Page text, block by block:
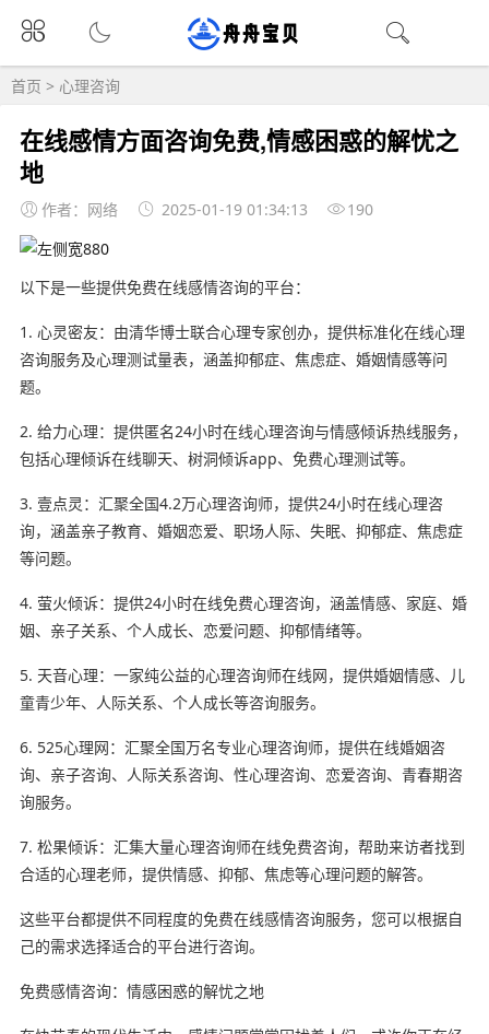
首页 > 心理咨询
在线感情方面咨询免费,情感困惑的解忧之
地
作者：网络 2025-01-19 01:34:13 190
以下是一些提供免费在线感情咨询的平台：
1. 心灵密友：由清华博士联合心理专家创办，提供标准化在线心理
咨询服务及心理测试量表，涵盖抑郁症、焦虑症、婚姻情感等问
题。
2. 给力心理：提供匿名24小时在线心理咨询与情感倾诉热线服务，
包括心理倾诉在线聊天、树洞倾诉app、免费心理测试等。
3. 壹点灵：汇聚全国4.2万心理咨询师，提供24小时在线心理咨
询，涵盖亲子教育、婚姻恋爱、职场人际、失眠、抑郁症、焦虑症
等问题。
4. 萤火倾诉：提供24小时在线免费心理咨询，涵盖情感、家庭、婚
姻、亲子关系、个人成长、恋爱问题、抑郁情绪等。
5. 天音心理：一家纯公益的心理咨询师在线网，提供婚姻情感、儿
童青少年、人际关系、个人成长等咨询服务。
6. 525心理网：汇聚全国万名专业心理咨询师，提供在线婚姻咨
询、亲子咨询、人际关系咨询、性心理咨询、恋爱咨询、青春期咨
询服务。
7. 松果倾诉：汇集大量心理咨询师在线免费咨询，帮助来访者找到
合适的心理老师，提供情感、抑郁、焦虑等心理问题的解答。
这些平台都提供不同程度的免费在线感情咨询服务，您可以根据自
己的需求选择适合的平台进行咨询。
免费感情咨询：情感困惑的解忧之地